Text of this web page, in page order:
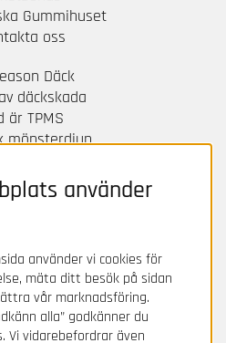
Gummihuset
oss
Däck
däckskada
är TPMS
mönsterdjup
kompletta hjul
HOS OSS!
om din betalning
använder
använder vi cookies för
mäta ditt besök på sidan
vår marknadsföring.
alla” godkänner du
Vi vidarebefordrar även